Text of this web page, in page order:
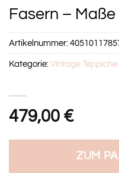
Fasern – Maße
479,00 €
ZUM
Artikelnummer:
Kategorie:Vintage Teppiche